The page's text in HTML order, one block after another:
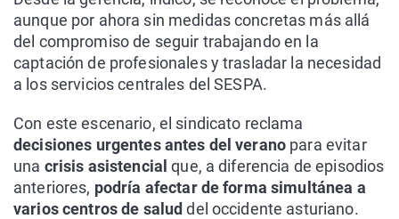
aunque por ahora sin medidas concretas más allá
del compromiso de seguir trabajando en la
captación de profesionales y trasladar la necesidad
a los servicios centrales del SESPA.
Con este escenario, el sindicato reclama
decisiones urgentes antes del verano para evitar
una crisis asistencial que, a diferencia de episodios
anteriores, podría afectar de forma simultánea a
varios centros de saluddel occidente asturiano.